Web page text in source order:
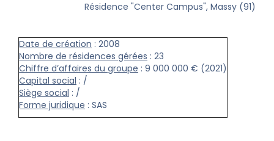
Résidence "Center Campus", Massy (91)
Date de création : 2008
Nombre de résidences gérées : 23
Chiffre d’affaires du groupe : 9 000 000 € (2021)
Capital social : /
Siège social : /
Forme juridique : SAS